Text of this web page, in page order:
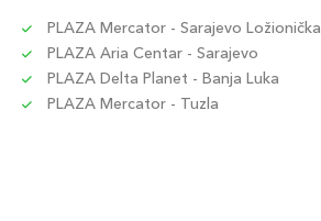
PLAZA Mercator - Sarajevo Ložionička
PLAZA Aria Centar - Sarajevo
PLAZA Delta Planet - Banja Luka
PLAZA Mercator - Tuzla